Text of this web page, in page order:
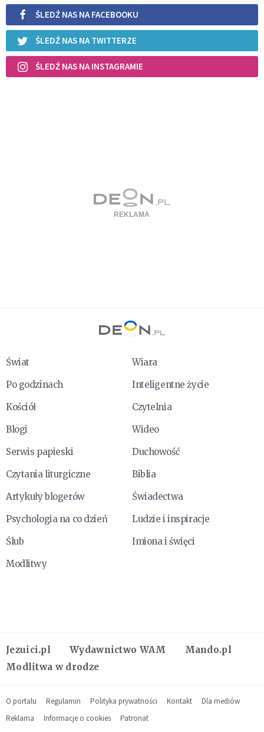
ŚLEDŹ NAS NA FACEBOOKU
ŚLEDŹ NAS NA TWITTERZE
ŚLEDŹ NAS NA INSTAGRAMIE
Świat
Wiara
Po godzinach
Inteligentne życie
Kościół
Czytelnia
Blogi
Wideo
Serwis papieski
Duchowość
Czytania liturgiczne
Biblia
Artykuły blogerów
Świadectwa
Psychologia na co dzień
Ludzie i inspiracje
Ślub
Imiona i święci
Modlitwy
Jezuici.pl Wydawnictwo WAM
Mando.pl
Modlitwa w drodze
O portalu Regulamin Polityka prywatności Kontakt
Dla mediów
Reklama
Informacje o cookies Patronat